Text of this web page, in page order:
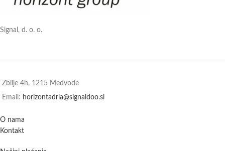
Signal, d. o. o.
Zbilje 4h, 1215 Medvode
Email: horizontadria@signaldoo.si
O nama
Kontakt